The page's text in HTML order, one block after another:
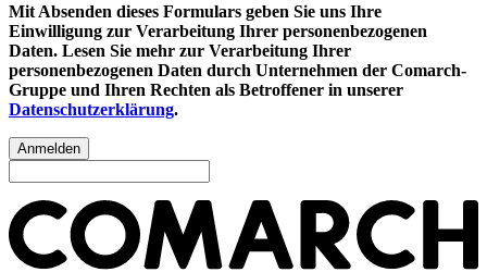
Mit Absenden dieses Formulars geben Sie uns Ihre
Einwilligung zur Verarbeitung Ihrer personenbezogenen
Daten. Lesen Sie mehr zur Verarbeitung Ihrer
personenbezogenen Daten durch Unternehmen der Comarch-
Gruppe und Ihren Rechten als Betroffener in unserer
Datenschutzerklärung.
Anmelden